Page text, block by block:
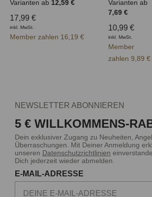
Varianten ab 12,59 €
17,99 €
inkl. MwSt.
Member zahlen 16,19 €
Varianten ab
7,69 €
10,99 €
inkl. MwSt.
Member
zahlen 9,89 €
NEWSLETTER ABONNIEREN
5 € WILLKOMMENS-
Dein exklusiver Zugang zu Neuheiten,
Überraschungen. Mit Deiner Anmeldung
unseren Datenschutzrichtlinien
Dich jederzeit wieder abmelden.
E-MAIL-ADRESSE